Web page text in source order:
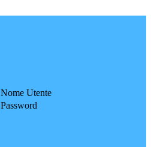
Nome Utente
Password